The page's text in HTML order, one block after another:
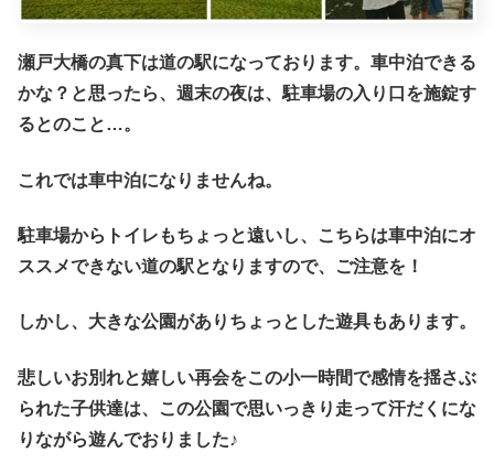
瀬戸大橋の真下は道の駅になっております。車中泊できる
かな？と思ったら、週末の夜は、駐車場の入り口を施錠す
るとのこと…。
これでは車中泊になりませんね。
駐車場からトイレもちょっと遠いし、こちらは車中泊にオ
ススメできない道の駅となりますので、ご注意を！
しかし、大きな公園がありちょっとした遊具もあります。
悲しいお別れと嬉しい再会をこの小一時間で感情を揺さぶ
られた子供達は、この公園で思いっきり走って汗だくにな
りながら遊んでおりました♪